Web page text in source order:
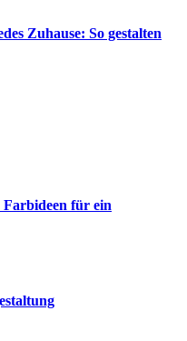
Zuhause: So gestalten
für ein